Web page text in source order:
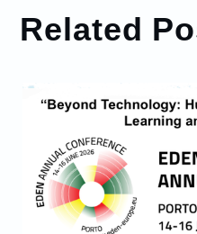
Related